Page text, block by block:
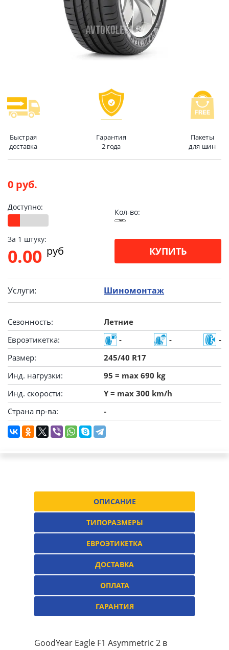
Быстрая
доставка
Гарантия
2 года
Пакеты
для шин
0 руб.
Доступно:
Кол-во:
За 1 штуку:
0.00 pуб КУПИТЬ
Услуги: Шиномонтаж
Сезонность:
Летние
Евроэтикетка:
- -
-
Размер:
245/40 R17
Инд. нагрузки:
95 = max 690 kg
Инд. скорости:
Y = max 300 km/h
Страна пр-ва:
-
ОПИСАНИЕ
ТИПОРАЗМЕРЫ
ЕВРОЭТИКЕТКА
ДОСТАВКА
ОПЛАТА
ГАРАНТИЯ
GoodYear Eagle F1 Asymmetric 2 в